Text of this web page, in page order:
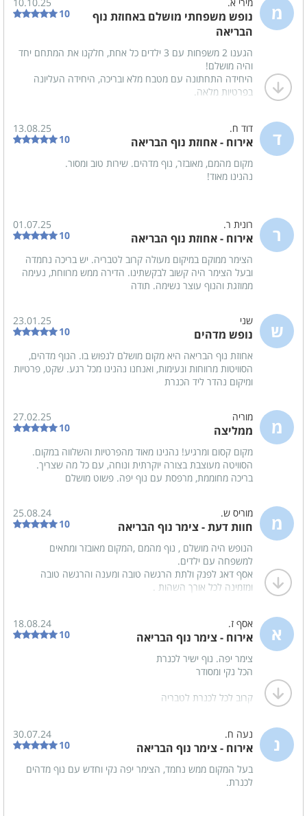
נוף
חדרי הרחצה
מגבות רחצה
סבונים
מיחם
מטבח חיצוני
משטח עבודה
וקלה.
החוף ממש קרוב, 10 דקות ואתם בכנרת.
אפילו זכינו לקבלת פנים ידידותית וחמה מהשכנים ?
יודעים בדיוק איך להפעיל את מה שצריך (בריכה, מכשירי חשמל).
הבריכה היתה נקיה ומחוממת הילדים לא הפסיקו להיות בה ונהנו
ממנה מאוד.
בקיצור אין דברים כאלה!
בהחלט נחזור שוב!!! ❤️
מ
נופש משפחתי מושלם באחוזת נוף
הבריאה
10
הגענו 2 משפחות עם 3 ילדים כל אחת, חלקנו את המתחם יחד
והיה מושלם!
היחידה התחתונה עם מטבח מלא ובריכה, היחידה העליונה
בפרטיות מלאה.
ממליצה בחום! אנחנו בהחלט נחזור (:
ד דוד ח.
אירוח - אחוזת נוף הבריאה
13.08.25
10
מקום מהמם, מאובזר, נוף מדהים. שירות טוב ומסור.
נהנינו מאוד!
ר רונית ר.
אירוח - אחוזת נוף הבריאה
01.07.25
10
הצימר ממוקם במיקום מעולה קרוב לטבריה. יש בריכה נחמדה
ובעל הצימר היה קשוב לבקשתינו. הדירה ממש מרווחת, נעימה
ממוזגת והנוף עוצר נשימה. תודה
ש שני
נופש מדהים
23.01.25
10
אחוזת נוף הבריאה היא מקום מושלם לנפוש בו. הנוף מדהים,
הסוויטות מרווחות ונעימות, ואנחנו נהנינו מכל רגע. שקט, פרטיות
ומיקום נהדר ליד הכנרת
מ מוריה
ממליצה
27.02.25
10
מקום קסום ומרגיע! נהנינו מאוד מהפרטיות והשלווה במקום.
הסוויטה מעוצבת בצורה יוקרתית ונוחה, עם כל מה שצריך.
בריכה מחוממת, מרפסת עם נוף יפה. פשוט מושלם
מ מוריס ש.
חוות דעת - צימר נוף הבריאה
25.08.24
10
הנופש היה מושלם , נוף מהמם ,המקום מאובזר ומתאים
למשפחה עם ילדים.
אסף דאג לפנק ולתת הרגשה טובה ומענה והרגשה טובה
ומזמינה לכל אורך השהות .
א אסף ז.
אירוח - צימר נוף הבריאה
18.08.24
10
צימר יפה. נוף ישיר לכנרת
הכל נקי ומסודר
קרוב לכל לכנרת לטבריה
נ נעה ח.
אירוח - צימר נוף הבריאה
30.07.24
10
בעל המקום ממש נחמד, הצימר יפה נקי וחדש עם נוף מדהים
לכנרת.